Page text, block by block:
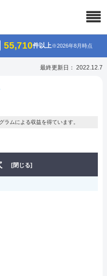
55,710件以上※2026年8月時点
最終更新日： 2022.12.7
ムによる収益を得ています。
[閉じる]